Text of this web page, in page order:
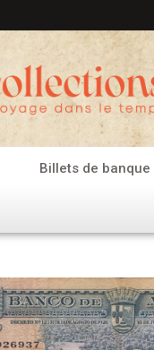
Billets de banque